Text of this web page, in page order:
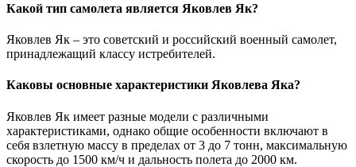
Какой тип самолета является Яковлев Як?
Яковлев Як – это советский и российский военный самолет,
принадлежащий классу истребителей.
Каковы основные характеристики Яковлева Яка?
Яковлев Як имеет разные модели с различными
характеристиками, однако общие особенности включают в
себя взлетную массу в пределах от 3 до 7 тонн, максимальную
скорость до 1500 км/ч и дальность полета до 2000 км.